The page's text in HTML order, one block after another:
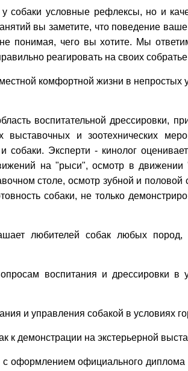
собаки условные рефлексы, но и
вы заметите, что поведение
понимая, чего вы хотите. Мы
реагировать на своих
комфортной жизни в непростых
воспитательной дрессировки,
и зоотехнических
собаки. Эксперти - кинолог
на "рыси", осмотр в движении
столе, осмотр зубной и половой
собаки, не только
любителей собак любых пород,
воспитания и дрессировки в
и управления собакой в условиях
к демонстрации на экстерьерной
оформлением официального диплома